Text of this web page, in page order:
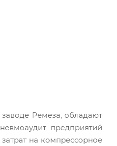
Ремеза, обладают
предприятий
на компрессорное